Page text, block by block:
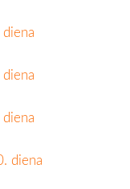
diena